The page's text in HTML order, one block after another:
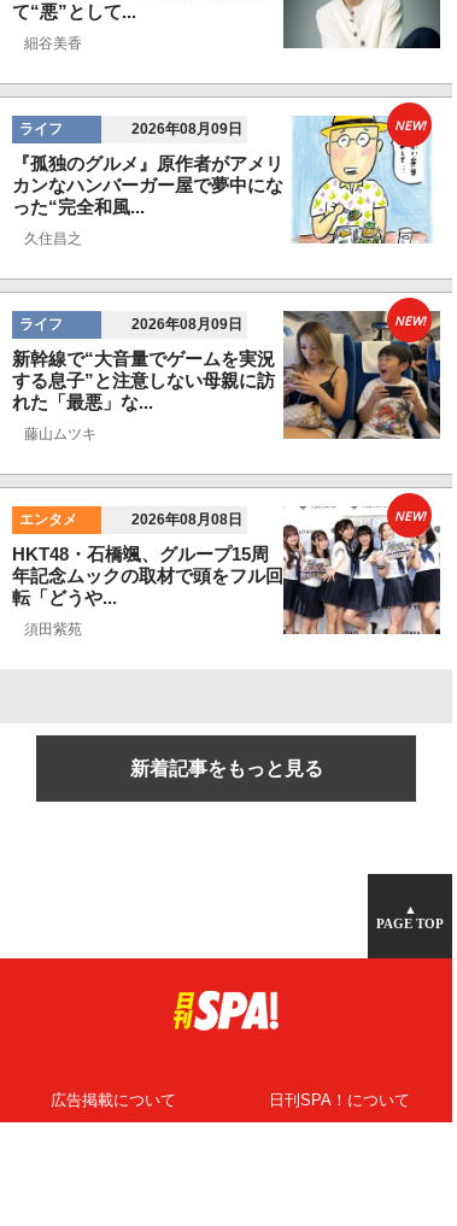
て“悪”として...
細谷美香
ライフ 2026年08月09日
『孤独のグルメ』原作者がアメリ
カンなハンバーガー屋で夢中にな
った“完全和風...
久住昌之
NEW!
ライフ 2026年08月09日
新幹線で“大音量でゲームを実況
する息子”と注意しない母親に訪
れた「最悪」な...
藤山ムツキ
NEW!
エンタメ 2026年08月08日
HKT48・石橋颯、グループ15周
年記念ムックの取材で頭をフル回
転「どうや...
須田紫苑
NEW!
新着記事をもっと見る
▲
PAGE TOP
広告掲載について 日刊SPA！について